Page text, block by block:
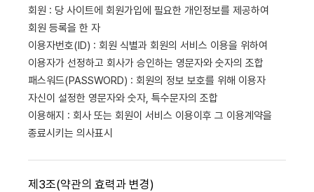
회원 : 당 사이트에 회원가입에 필요한 개인정보를 제공하여
회원 등록을 한 자
이용자번호(ID) : 회원 식별과 회원의 서비스 이용을 위하여
이용자가 선정하고 회사가 승인하는 영문자와 숫자의 조합
패스워드(PASSWORD) : 회원의 정보 보호를 위해 이용자
자신이 설정한 영문자와 숫자, 특수문자의 조합
이용해지 : 회사 또는 회원이 서비스 이용이후 그 이용계약을
종료시키는 의사표시
제3조(약관의 효력과 변경)